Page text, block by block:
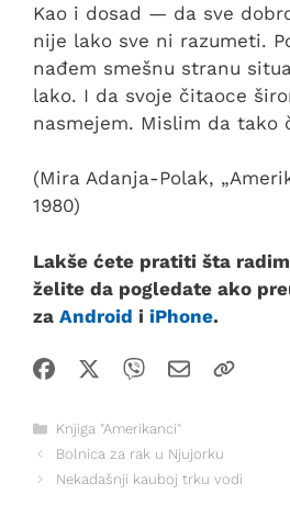
Kao i dosad — da sve
nije lako sve ni razumeti.
nađem smešnu stranu
lako. I da svoje čitaoce
nasmejem. Mislim da tako
(Mira Adanja-Polak,
1980)
Lakše ćete pratiti šta
želite da pogledate ako
za Android i iPhone.
Kategorije
Knjiga "Amerikanci"
Bolnica za rak u Njujorku
Nekadašnji kauboj trku vodi